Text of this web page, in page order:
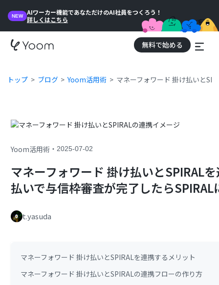
NEW
AIワーカー機能であなただけのAI社員をつくろう！
詳しくはこちら
無料で始める
トップ ブログ Yoom活用術 マネーフォワード 掛け払いと
Yoom活用術 ・2025-07-02
マネーフォワード 掛け払いとSPIRAL
払いで与信枠審査が完了したら
t.yasuda
マネーフォワード 掛け払いとSPIRALを連携するメリット
マネーフォワード 掛け払いとSPIRALの連携フローの作り方